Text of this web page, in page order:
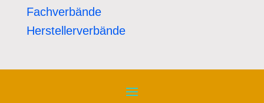
Fachverbände
Herstellerverbände